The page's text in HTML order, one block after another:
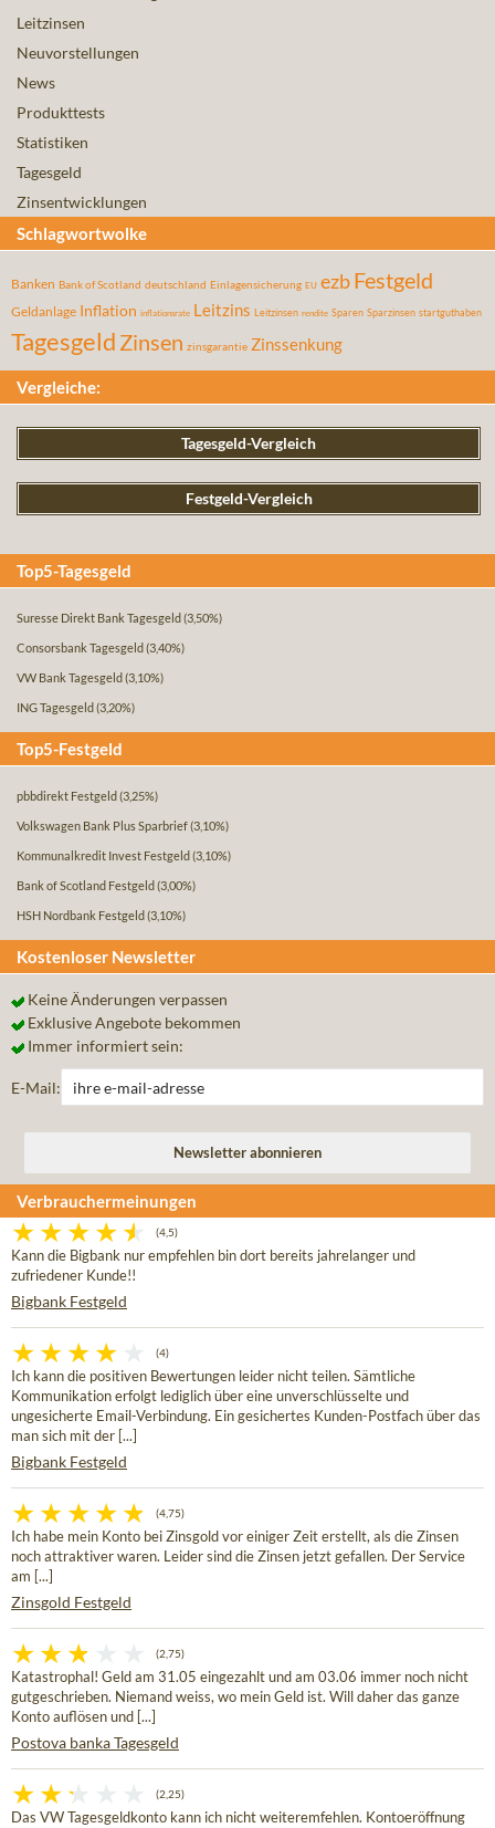
Leitzinsen
Neuvorstellungen
News
Produkttests
Statistiken
Tagesgeld
Zinsentwicklungen
Schlagwortwolke
Banken Bank of Scotland deutschland Einlagensicherung EU ezbFestgeld
Geldanlage Inflation inflationsrate Leitzins Leitzinsen rendite Sparen Sparzinsen startguthaben
Tagesgeld Zinsen zinsgarantie Zinssenkung
Vergleiche:
Tagesgeld-Vergleich
Festgeld-Vergleich
Top5-Tagesgeld
Suresse Direkt Bank Tagesgeld (3,50%)
Consorsbank Tagesgeld (3,40%)
VW Bank Tagesgeld (3,10%)
ING Tagesgeld (3,20%)
Top5-Festgeld
pbbdirekt Festgeld (3,25%)
Volkswagen Bank Plus Sparbrief(3,10%)
Kommunalkredit Invest Festgeld (3,10%)
Bank of Scotland Festgeld (3,00%)
HSH Nordbank Festgeld (3,10%)
Kostenloser Newsletter
Keine Änderungen verpassen
Exklusive Angebote bekommen
Immer informiert sein:
E-Mail:
Verbrauchermeinungen
(4,5)
Kann die Bigbank nur empfehlen bin dort bereits jahrelanger und
zufriedener Kunde!!
Bigbank Festgeld
(4)
Ich kann die positiven Bewertungen leider nicht teilen. Sämtliche
Kommunikation erfolgt lediglich über eine unverschlüsselte und
ungesicherte Email-Verbindung. Ein gesichertes Kunden-Postfach über das
man sich mit der [...]
Bigbank Festgeld
(4,75)
Ich habe mein Konto bei Zinsgold vor einiger Zeit erstellt, als die Zinsen
noch attraktiver waren. Leider sind die Zinsen jetzt gefallen. Der Service
am [...]
Zinsgold Festgeld
(2,75)
Katastrophal! Geld am 31.05 eingezahlt und am 03.06 immer noch nicht
gutgeschrieben. Niemand weiss, wo mein Geld ist. Will daher das ganze
Konto auflösen und [...]
Postova banka Tagesgeld
(2,25)
Das VW Tagesgeldkonto kann ich nicht weiteremfehlen. Kontoeröffnung